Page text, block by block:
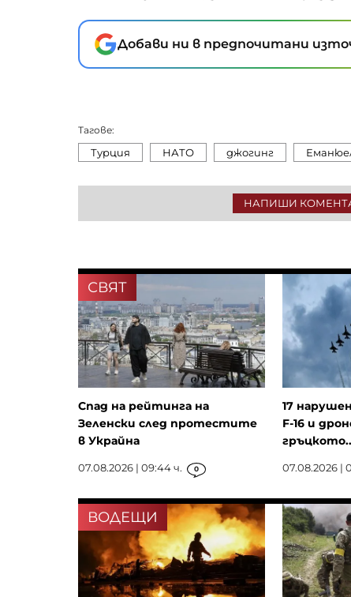
Добави ни в предпочитани
Тагове:
Турция НАТО джогинг
НАПИШИ
СВЯТ
Спад на рейтинга на
Зеленски след протестите
в Украйна
07.08.2026 | 09:44 ч. 0
17
F-16 и
07.08.2026 |
ВОДЕЩИ